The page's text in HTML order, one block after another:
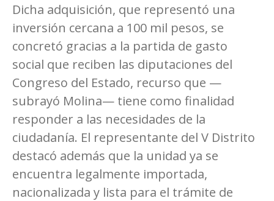
Dicha adquisición, que representó una
inversión cercana a 100 mil pesos, se
concretó gracias a la partida de gasto
social que reciben las diputaciones del
Congreso del Estado, recurso que —
subrayó Molina— tiene como finalidad
responder a las necesidades de la
ciudadanía. El representante del V Distrito
destacó además que la unidad ya se
encuentra legalmente importada,
nacionalizada y lista para el trámite de